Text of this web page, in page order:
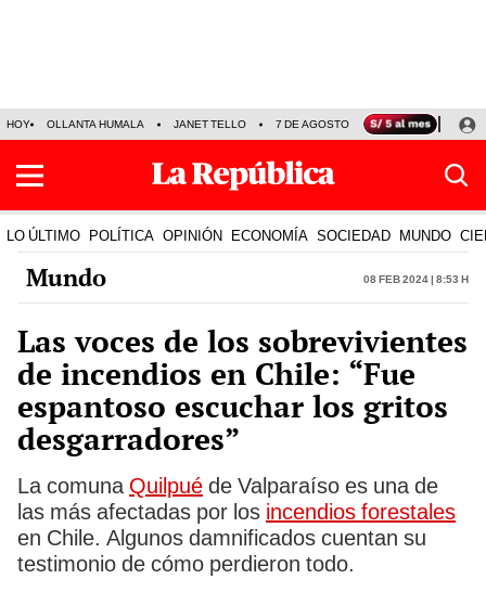
HOY OLLANTA HUMALA JANET TELLO 7 DE AGOSTO TINKA RESULTADOS
LO ÚLTIMO POLÍTICA OPINIÓN ECONOMÍA SOCIEDAD MUNDO
Mundo 08 Feb 2024 | 8:53 h
Las voces de los sobrevivientes
de incendios en Chile: “Fue
espantoso escuchar los gritos
desgarradores”
La comuna Quilpué de Valparaíso es una de
las más afectadas por los incendios forestales
en Chile. Algunos damnificados cuentan su
testimonio de cómo perdieron todo.